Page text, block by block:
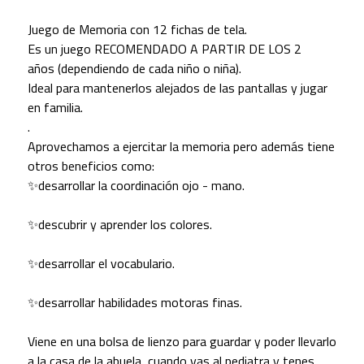
Juego de Memoria con 12 fichas de tela.
Es un juego RECOMENDADO A PARTIR DE LOS 2
años (dependiendo de cada niño o niña).
Ideal para mantenerlos alejados de las pantallas y jugar
en familia.
.
Aprovechamos a ejercitar la memoria pero además tiene
otros beneficios como:
✨desarrollar la coordinación ojo - mano.
✨descubrir y aprender los colores.
✨desarrollar el vocabulario.
✨desarrollar habilidades motoras finas.
Viene en una bolsa de lienzo para guardar y poder llevarlo